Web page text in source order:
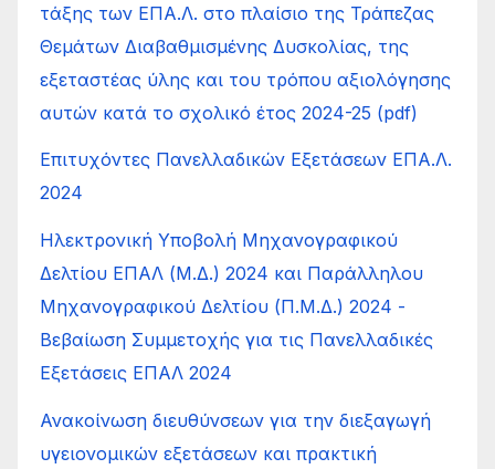
τάξης των ΕΠΑ.Λ. στο πλαίσιο της Τράπεζας
Θεμάτων Διαβαθμισμένης Δυσκολίας, της
εξεταστέας ύλης και του τρόπου αξιολόγησης
αυτών κατά το σχολικό έτος 2024-25 (pdf)
Επιτυχόντες Πανελλαδικών Εξετάσεων ΕΠΑ.Λ.
2024
Ηλεκτρονική Υποβολή Μηχανογραφικού
Δελτίου ΕΠΑΛ (Μ.Δ.) 2024 και Παράλληλου
Μηχανογραφικού Δελτίου (Π.Μ.Δ.) 2024 -
Βεβαίωση Συμμετοχής για τις Πανελλαδικές
Εξετάσεις ΕΠΑΛ 2024
Ανακοίνωση διευθύνσεων για την διεξαγωγή
υγειονομικών εξετάσεων και πρακτική